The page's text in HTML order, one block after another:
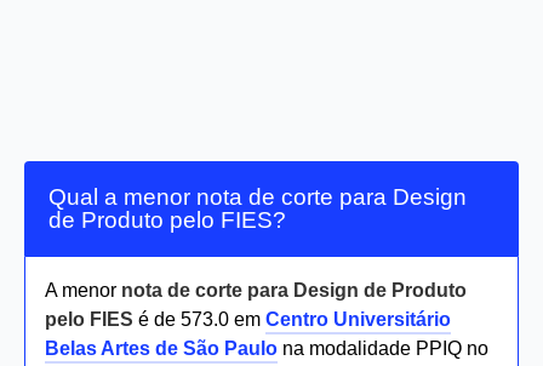
Qual a menor nota de corte para Design
de Produto pelo FIES?
A menor nota de corte para Design de Produto
pelo FIES é de 573.0 em Centro Universitário
Belas Artes de São Paulo na modalidade PPIQ no